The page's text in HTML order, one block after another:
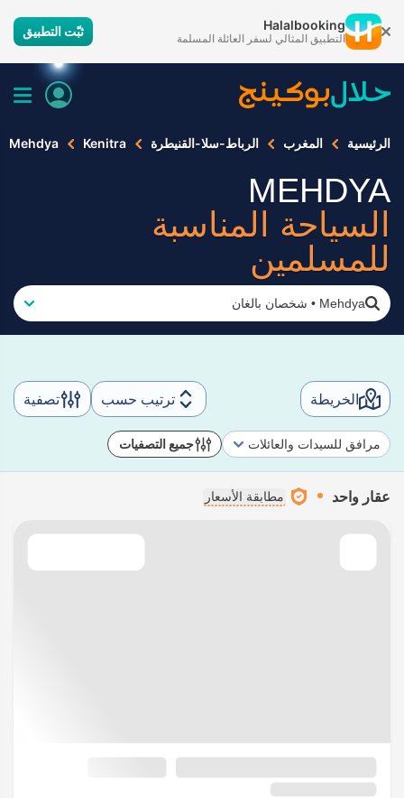
Halalbooking
التطبيق المثالي لسفر العائلة المسلمة ثبّت التطبيق
الرئيسية المغرب الرباط-سلا-القنيطرة Kenitra
Mehdya
MEHDYA
السياحة المناسبة
للمسلمين
Mehdya
• شخصان بالغان
الخريطة ترتيب حسب تصفية
مرافق للسيدات والعائلات جميع التصفيات
عقار واحد مطابقة الأسعار